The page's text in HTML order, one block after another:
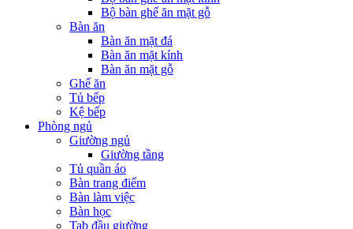
Bộ bàn ghế ăn mặt gỗ
Bàn ăn
Bàn ăn mặt đá
Bàn ăn mặt kính
Bàn ăn mặt gỗ
Ghế ăn
Tủ bếp
Kệ bếp
Phòng ngủ
Giường ngủ
Giường tầng
Tủ quần áo
Bàn trang điểm
Bàn làm việc
Bàn học
Tab đầu giường